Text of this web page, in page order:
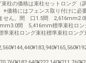
柱の価格は束柱セットロング（
※価格にはフェンス取り付けに必
ません。間 口1.5間
間 5,416mm標準束柱ロン
準束柱ロング束柱標準束柱ロング